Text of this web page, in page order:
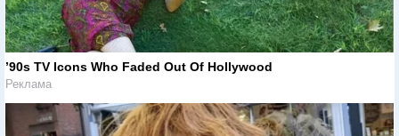
’90s TV Icons Who Faded Out Of Hollywood
Реклама